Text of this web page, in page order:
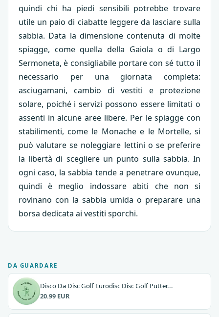
quindi chi ha piedi sensibili potrebbe trovare
utile un paio di ciabatte leggere da lasciare sulla
sabbia. Data la dimensione contenuta di molte
spiagge, come quella della Gaiola o di Largo
Sermoneta, è consigliabile portare con sé tutto il
necessario per una giornata completa:
asciugamani, cambio di vestiti e protezione
solare, poiché i servizi possono essere limitati o
assenti in alcune aree libere. Per le spiagge con
stabilimenti, come le Monache e le Mortelle, si
può valutare se noleggiare lettini o se preferire
la libertà di scegliere un punto sulla sabbia. In
ogni caso, la sabbia tende a penetrare ovunque,
quindi è meglio indossare abiti che non si
rovinano con la sabbia umida o preparare una
borsa dedicata ai vestiti sporchi.
DA GUARDARE
Disco Da Disc Golf Eurodisc Disc Golf Putter...
20.99 EUR